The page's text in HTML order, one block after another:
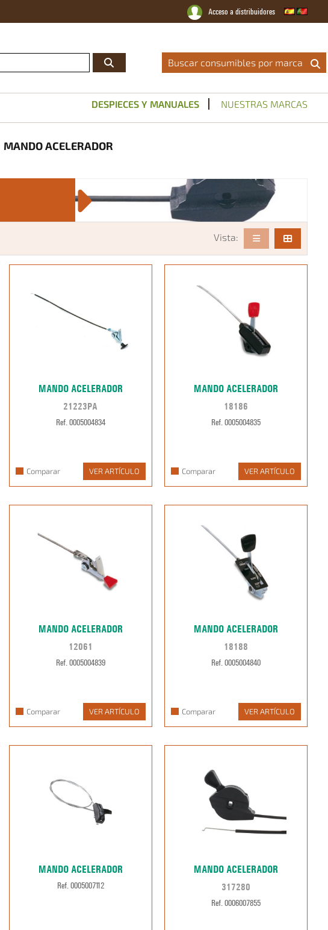
Acceso a distribuidores
Conviértete En Distribuidor Oficial|Catálogos|Servicio Técnico|Noticias|Contacto
Buscar consumibles por marca
DESPIECES Y MANUALES NUESTRAS MARCAS
MANDO ACELERADOR
Vista:
MANDO ACELERADOR
21223PA
Ref. 0005004834
Comparar VER ARTÍCULO
MANDO ACELERADOR
18186
Ref. 0005004835
Comparar VER ARTÍCULO
MANDO ACELERADOR
12061
Ref. 0005004839
Comparar VER ARTÍCULO
MANDO ACELERADOR
18188
Ref. 0005004840
Comparar VER ARTÍCULO
MANDO ACELERADOR
Ref. 0005007112
MANDO ACELERADOR
317280
Ref. 0006007855